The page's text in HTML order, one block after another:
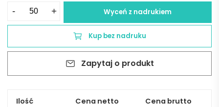
-
srebrny
+ Wyceń z nadrukiem
Kup bez nadruku
Zapytaj o produkt
Ilość Cena netto Cena brutto